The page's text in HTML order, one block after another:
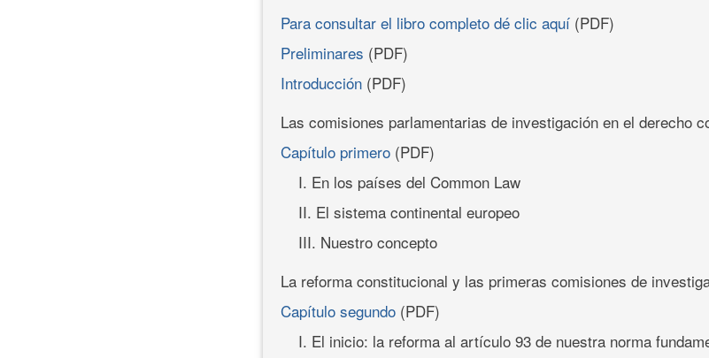
Para consultar el libro completo dé clic aquí (PDF)
Preliminares (PDF)
Introducción (PDF)
Las comisiones parlamentarias de investigación en el derecho
Capítulo primero (PDF)
I. En los países del Common Law
II. El sistema continental europeo
III. Nuestro concepto
La reforma constitucional y las primeras comisiones de
Capítulo segundo (PDF)
I. El inicio: la reforma al artículo 93 de nuestra norma